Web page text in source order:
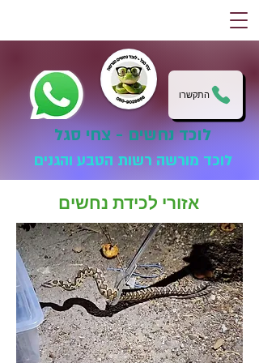
התקשרו
לוכד נחשים - צחי סגל
לוכד מורשה רשות הטבע והגנים
אזורי לכידת נחשים